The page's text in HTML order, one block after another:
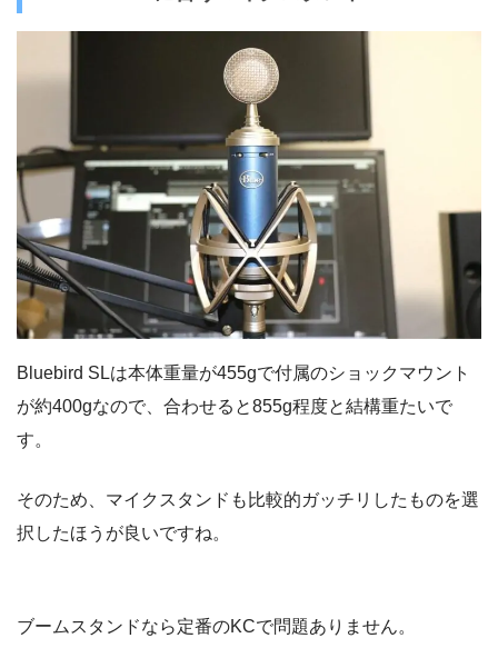
Bluebird SLは本体重量が455gで付属のショックマウント
が約400gなので、合わせると855g程度と結構重たいで
す。
そのため、マイクスタンドも比較的ガッチリしたものを選
択したほうが良いですね。
ブームスタンドなら定番のKCで問題ありません。